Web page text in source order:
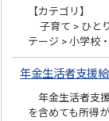
【カテゴリ】
子育て > ひと
テージ > 小学校
年金生活者支援
年金生活者支
を含めても所得